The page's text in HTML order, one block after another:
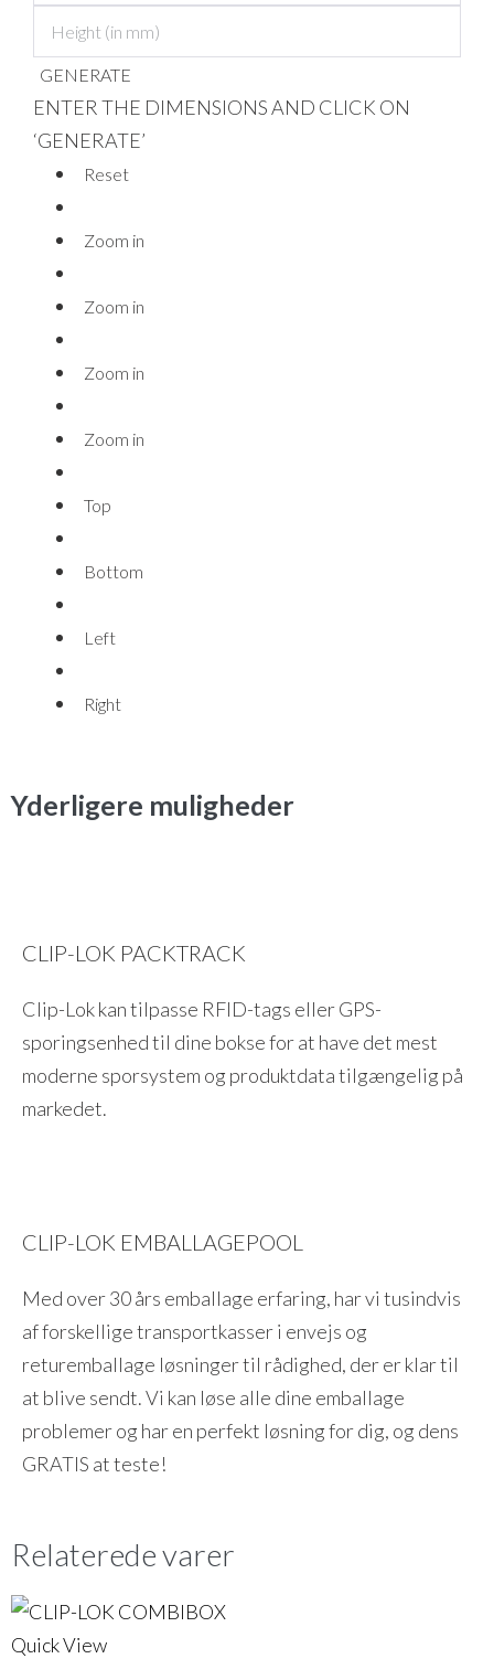
GENERATE
ENTER THE DIMENSIONS AND CLICK ON
‘GENERATE’
Reset
Zoom in
Zoom in
Zoom in
Zoom in
Top
Bottom
Left
Right
Yderligere muligheder
CLIP-LOK PACKTRACK
Clip-Lok kan tilpasse RFID-tags eller GPS-
sporingsenhed til dine bokse for at have det mest
moderne sporsystem og produktdata tilgængelig på
markedet.
CLIP-LOK EMBALLAGEPOOL
Med over 30 års emballage erfaring, har vi tusindvis
af forskellige transportkasser i envejs og
returemballage løsninger til rådighed, der er klar til
at blive sendt. Vi kan løse alle dine emballage
problemer og har en perfekt løsning for dig, og dens
GRATIS at teste!
Relaterede varer
Quick View